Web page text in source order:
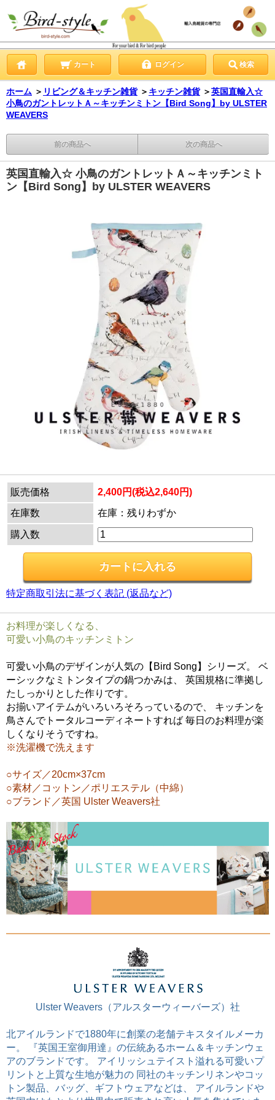
カート ログイン 検索
ホーム ＞ リビング＆キッチン雑貨 ＞ キッチン雑貨 ＞英国直輸入☆
小鳥のガントレットＡ～キッチンミトン【Bird Song】by ULSTER
WEAVERS
前の商品へ 次の商品へ
英国直輸入☆ 小鳥のガントレットＡ～キッチンミト
ン【Bird Song】by ULSTER WEAVERS
販売価格
2,400円(税込2,640円)
在庫数
在庫：残りわずか
購入数
特定商取引法に基づく表記 (返品など)
お料理が楽しくなる、
可愛い小鳥のキッチンミトン
可愛い小鳥のデザインが人気の【Bird Song】シリーズ。 ベ
ーシックなミトンタイプの鍋つかみは、 英国規格に準拠し
たしっかりとした作りです。
お揃いアイテムがいろいろそろっているので、 キッチンを
鳥さんでトータルコーディネートすれば 毎日のお料理が楽
しくなりそうですね。
※洗濯機で洗えます
○サイズ／20cm×37cm
○素材／コットン／ポリエステル（中綿）
○ブランド／英国 Ulster Weavers社
Ulster Weavers（アルスターウィーバーズ）社
北アイルランドで1880年に創業の老舗テキスタイルメーカ
ー。 『英国王室御用達』の伝統あるホーム＆キッチンウェ
アのブランドです。 アイリッシュテイスト溢れる可愛いプ
リントと上質な生地が魅力の 同社のキッチンリネンやコッ
トン製品、バッグ、ギフトウェアなどは、 アイルランドや